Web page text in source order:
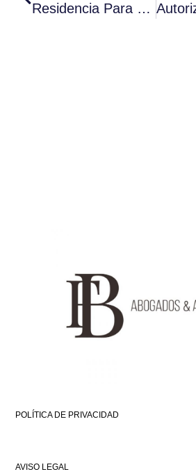
Residencia Para Emprendedores Extranjeros
POLÍTICA DE PRIVACIDAD
AVISO LEGAL